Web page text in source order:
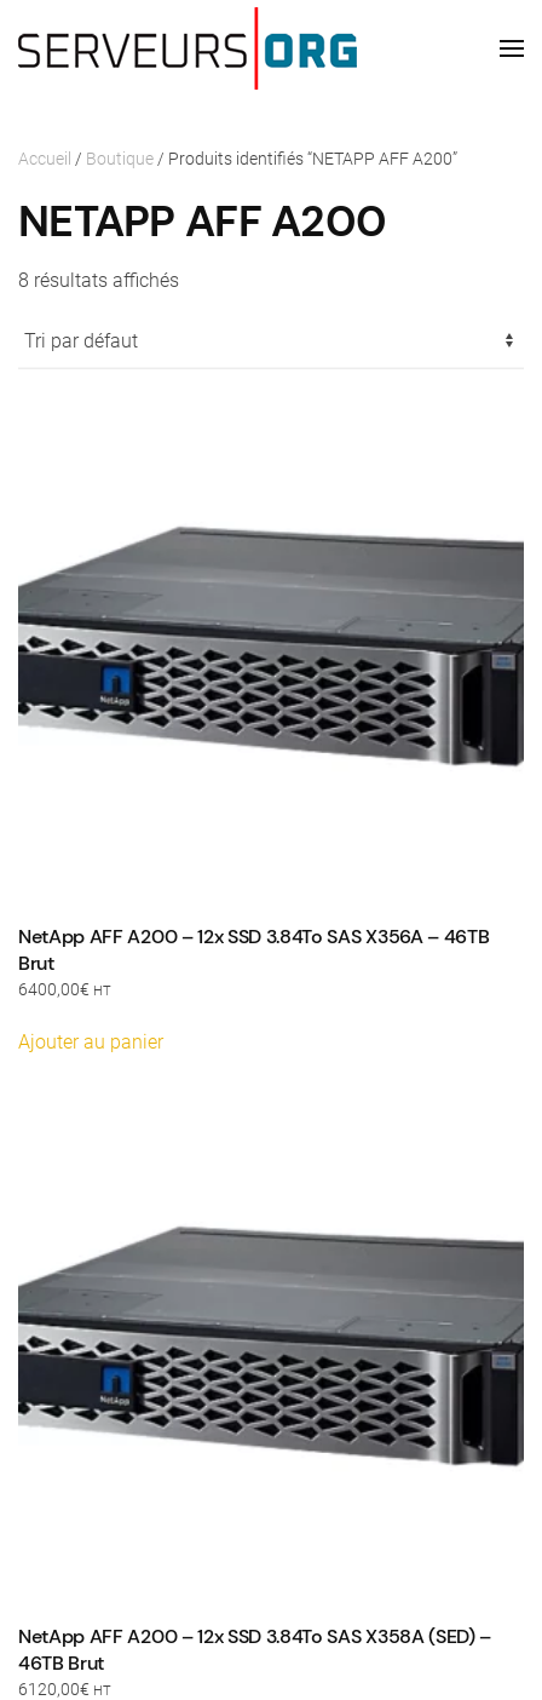
Passer au contenu principal
Accueil / Boutique / Produits identifiés “NETAPP AFF A200”
NETAPP AFF A200
8 résultats affichés
NetApp AFF A200 – 12x SSD 3.84To SAS X356A – 46TB
Brut
6400,00€ HT
Ajouter au panier
NetApp AFF A200 – 12x SSD 3.84To SAS X358A (SED) –
46TB Brut
6120,00€ HT